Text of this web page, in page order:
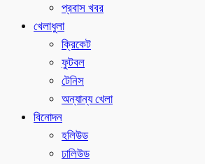
প্রবাস খবর
খেলাধুলা
ক্রিকেট
ফুটবল
টেনিস
অন্যান্য খেলা
বিনোদন
হলিউড
ঢালিউড